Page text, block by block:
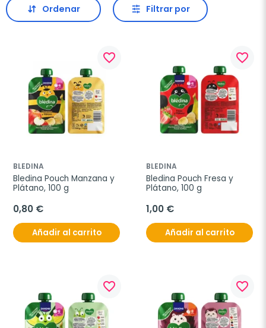
Ordenar Filtrar por
favorite_border
BLEDINA
Bledina Pouch Manzana y
Plátano, 100 g
0,80 €
Añadir al carrito
favorite_border
BLEDINA
Bledina Pouch Fresa y
Plátano, 100 g
1,00 €
Añadir al carrito
favorite_border favorite_border